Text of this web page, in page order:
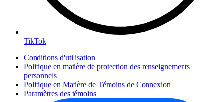
TikTok
Conditions d'utilisation
Politique en matière de protection des renseignements
personnels
Politique en Matière de Témoins de Connexion
Paramètres des témoins